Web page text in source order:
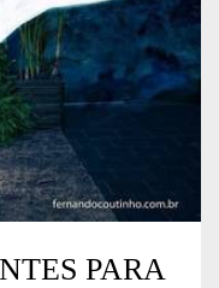
PARA